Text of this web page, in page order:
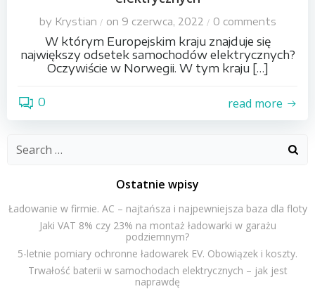
by Krystian / on 9 czerwca, 2022 / 0 comments
W którym Europejskim kraju znajduje się
największy odsetek samochodów elektrycznych?
Oczywiście w Norwegii. W tym kraju […]
0 read more
for:
Ostatnie wpisy
Ładowanie w firmie. AC – najtańsza i najpewniejsza baza dla floty
Jaki VAT 8% czy 23% na montaż ładowarki w garażu
podziemnym?
5-letnie pomiary ochronne ładowarek EV. Obowiązek i koszty.
Trwałość baterii w samochodach elektrycznych – jak jest
naprawdę